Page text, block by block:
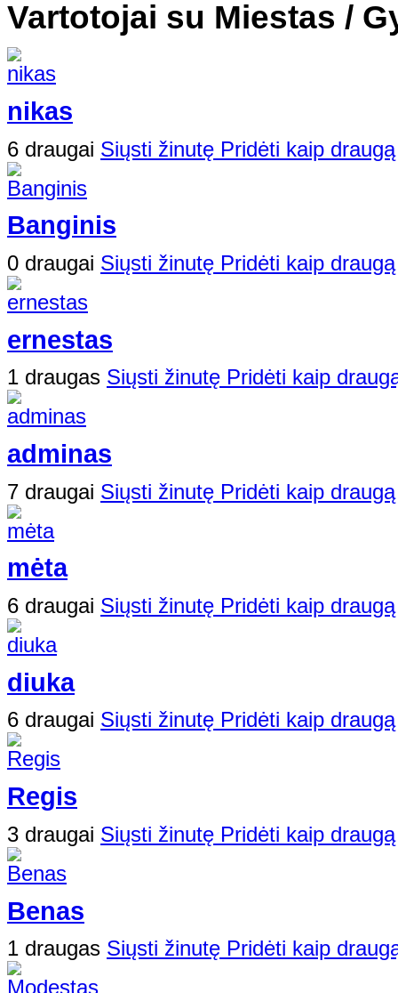
Vartotojai su Miestas /
nikas
6 draugai Siųsti žinutę Pridėti kaip draugą
Banginis
0 draugai Siųsti žinutę Pridėti kaip draugą
ernestas
1 draugas Siųsti žinutę Pridėti kaip
adminas
7 draugai Siųsti žinutę Pridėti kaip draugą
mėta
6 draugai Siųsti žinutę Pridėti kaip draugą
diuka
6 draugai Siųsti žinutę Pridėti kaip draugą
Regis
3 draugai Siųsti žinutę Pridėti kaip draugą
Benas
1 draugas Siųsti žinutę Pridėti kaip